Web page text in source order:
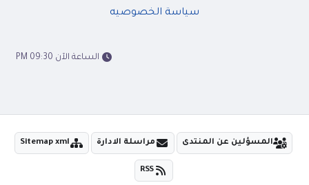
سياسة الخصوصيه
الساعة الآن 09:30 PM
المسؤلين عن المنتدى مراسلة الادارة Sitemap xml
RSS